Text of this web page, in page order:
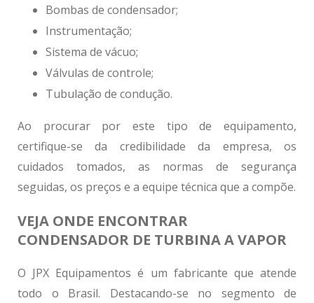
Bombas de condensador;
Instrumentação;
Sistema de vácuo;
Válvulas de controle;
Tubulação de condução.
Ao procurar por este tipo de equipamento,
certifique-se da credibilidade da empresa, os
cuidados tomados, as normas de segurança
seguidas, os preços e a equipe técnica que a compõe.
VEJA ONDE ENCONTRAR
CONDENSADOR DE TURBINA A VAPOR
O JPX Equipamentos é um fabricante que atende
todo o Brasil. Destacando-se no segmento de